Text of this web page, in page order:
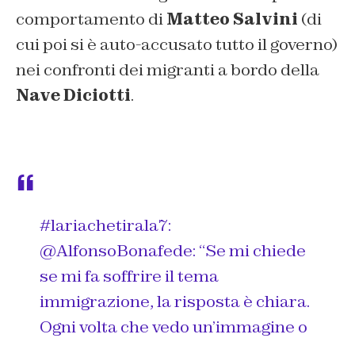
comportamento diMatteo Salvini (di
cui poi si è auto-accusato tutto il governo)
nei confronti dei migranti a bordo della
Nave Diciotti.
#lariachetirala7:
@AlfonsoBonafede: “Se mi chiede
se mi fa soffrire il tema
immigrazione, la risposta è chiara.
Ogni volta che vedo un’immagine o